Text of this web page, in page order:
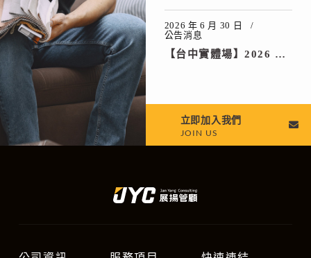
2026 年 6 月 30 日
公告消息
【台中實體場】2026 製造業 AI 轉型研討會：從 MES 系統導入到政府補助申請，突破工廠營運瓶頸
立即加入我們
JOIN US